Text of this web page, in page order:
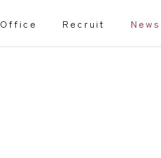
Office Recruit News